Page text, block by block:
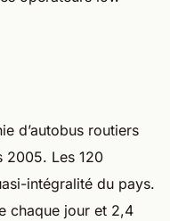
d’autobus routiers
2005. Les 120
intégralité du pays.
chaque jour et 2,4